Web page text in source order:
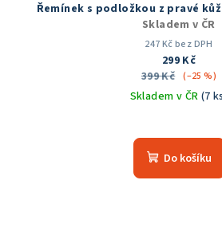
Řemínek s podložkou z pravé
Skladem v ČR
247 Kč bez DPH
299 Kč
399 Kč (–25 %)
Skladem v ČR (7
Do košíku